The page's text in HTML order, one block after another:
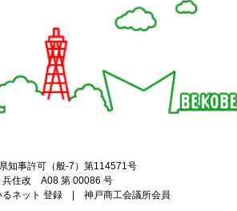
知事許可（般-7）第114571号
兵住改 A08 第 00086 号
るネット 登録 | 神戸商工会議所会員